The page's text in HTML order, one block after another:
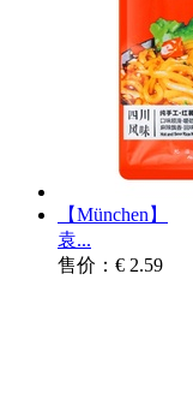
【München】
袁...
售价：€ 2.59